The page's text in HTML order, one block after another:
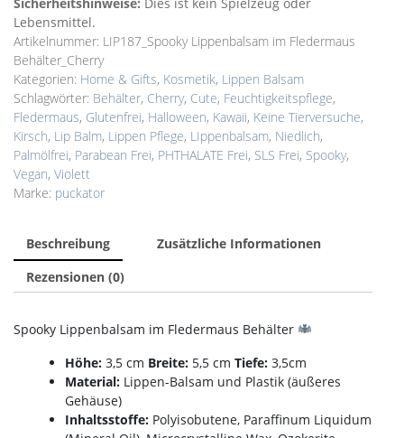
Menge
Lebensmittel.
Artikelnummer: LIP187_Spooky Lippenbalsam im Fledermaus
Behälter_Cherry
Kategorien: Home & Gifts, Kosmetik, Lippen Balsam
Schlagwörter: Behälter, Cherry, Cute, Feuchtigkeitspflege,
Fledermaus, Glutenfrei, Halloween, Kawaii, Keine Tierversuche,
Kirsch, Lip Balm, Lippen Pflege, LIppenbalsam, Niedlich,
Palmölfrei, Parabean Frei, PHTHALATE Frei, SLS Frei, Spooky,
Vegan, Violett
Marke: puckator
Beschreibung
Zusätzliche Informationen
Rezensionen (0)
Spooky Lippenbalsam im Fledermaus Behälter
Höhe: 3,5 cm Breite: 5,5 cm Tiefe: 3,5cm
Material: Lippen-Balsam und Plastik (äußeres
Gehäuse)
Inhaltsstoffe: Polyisobutene, Paraffinum Liquidum